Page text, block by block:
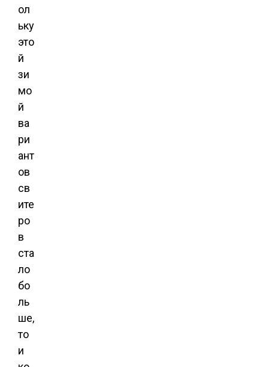
ол
ьку
это
й
зи
мо
й
ва
ри
ант
ов
св
ите
ро
в
ста
ло
бо
ль
ше,
то
и